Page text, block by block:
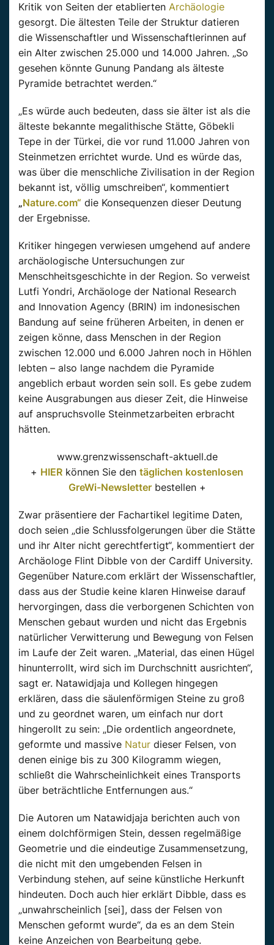
Kritik von Seiten der etablierten Archäologie
gesorgt. Die ältesten Teile der Struktur datieren
die Wissenschaftler und Wissenschaftlerinnen auf
ein Alter zwischen 25.000 und 14.000 Jahren. „So
gesehen könnte Gunung Pandang als älteste
Pyramide betrachtet werden.“
„Es würde auch bedeuten, dass sie älter ist als die
älteste bekannte megalithische Stätte, Göbekli
Tepe in der Türkei, die vor rund 11.000 Jahren von
Steinmetzen errichtet wurde. Und es würde das,
was über die menschliche Zivilisation in der Region
bekannt ist, völlig umschreiben“, kommentiert
„Nature.com“ die Konsequenzen dieser Deutung
der Ergebnisse.
Kritiker hingegen verwiesen umgehend auf andere
archäologische Untersuchungen zur
Menschheitsgeschichte in der Region. So verweist
Lutfi Yondri, Archäologe der National Research
and Innovation Agency (BRIN) im indonesischen
Bandung auf seine früheren Arbeiten, in denen er
zeigen könne, dass Menschen in der Region
zwischen 12.000 und 6.000 Jahren noch in Höhlen
lebten – also lange nachdem die Pyramide
angeblich erbaut worden sein soll. Es gebe zudem
keine Ausgrabungen aus dieser Zeit, die Hinweise
auf anspruchsvolle Steinmetzarbeiten erbracht
hätten.
www.grenzwissenschaft-aktuell.de
+ HIER können Sie den täglichen kostenlosen
GreWi-Newsletterbestellen +
Zwar präsentiere der Fachartikel legitime Daten,
doch seien „die Schlussfolgerungen über die Stätte
und ihr Alter nicht gerechtfertigt“, kommentiert der
Archäologe Flint Dibble von der Cardiff University.
Gegenüber Nature.com erklärt der Wissenschaftler,
dass aus der Studie keine klaren Hinweise darauf
hervorgingen, dass die verborgenen Schichten von
Menschen gebaut wurden und nicht das Ergebnis
natürlicher Verwitterung und Bewegung von Felsen
im Laufe der Zeit waren. „Material, das einen Hügel
hinunterrollt, wird sich im Durchschnitt ausrichten“,
sagt er. Natawidjaja und Kollegen hingegen
erklären, dass die säulenförmigen Steine zu groß
und zu geordnet waren, um einfach nur dort
hingerollt zu sein: „Die ordentlich angeordnete,
geformte und massive Natur dieser Felsen, von
denen einige bis zu 300 Kilogramm wiegen,
schließt die Wahrscheinlichkeit eines Transports
über beträchtliche Entfernungen aus.“
Die Autoren um Natawidjaja berichten auch von
einem dolchförmigen Stein, dessen regelmäßige
Geometrie und die eindeutige Zusammensetzung,
die nicht mit den umgebenden Felsen in
Verbindung stehen, auf seine künstliche Herkunft
hindeuten. Doch auch hier erklärt Dibble, dass es
„unwahrscheinlich [sei], dass der Felsen von
Menschen geformt wurde“, da es an dem Stein
keine Anzeichen von Bearbeitung gebe.